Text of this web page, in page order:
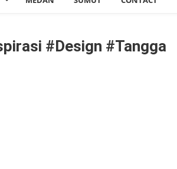
#design #tangga